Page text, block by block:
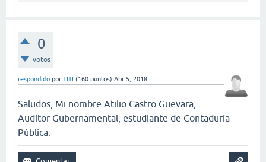
0
votos
respondido por TITI (160 puntos) Abr 5, 2018
Saludos, Mi nombre Atilio Castro Guevara,
Auditor Gubernamental, estudiante de Contaduría
Pública.